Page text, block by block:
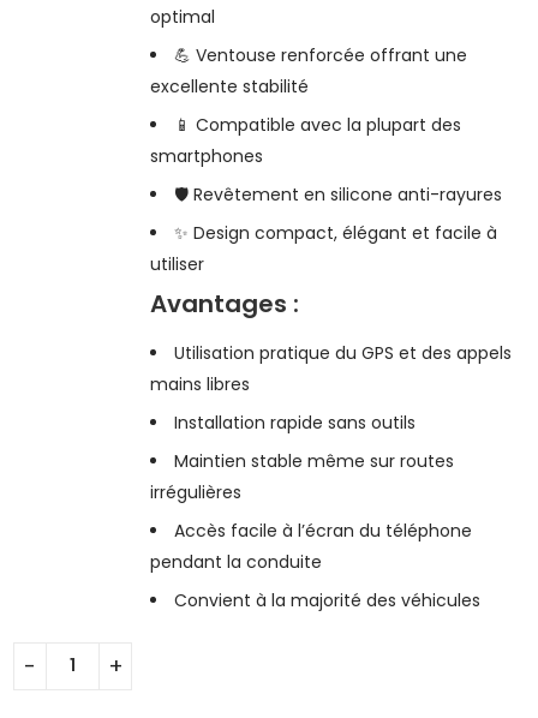
optimal
💪 Ventouse renforcée offrant une
excellente stabilité
📱 Compatible avec la plupart des
smartphones
🛡️ Revêtement en silicone anti-rayures
✨ Design compact, élégant et facile à
utiliser
Avantages :
Utilisation pratique du GPS et des appels
mains libres
Installation rapide sans outils
Maintien stable même sur routes
irrégulières
Accès facile à l’écran du téléphone
pendant la conduite
Convient à la majorité des véhicules